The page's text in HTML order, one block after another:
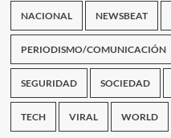
NACIONAL NEWSBEAT
PERIODISMO/COMUNICACIÓN
SEGURIDAD SOCIEDAD
TECH VIRAL WORLD